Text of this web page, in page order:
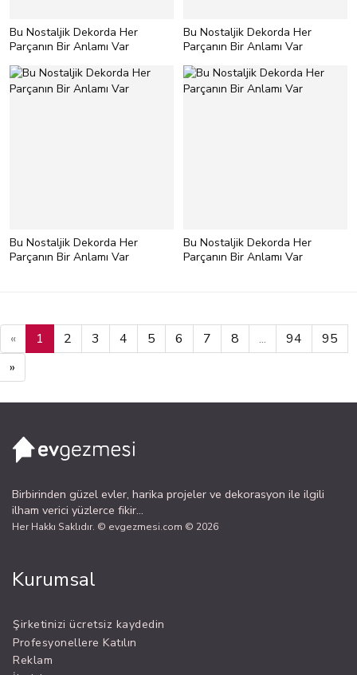
Bu Nostaljik Dekorda Her
Parçanın Bir Anlamı Var
Bu Nostaljik Dekorda Her
Parçanın Bir Anlamı Var
Bu Nostaljik Dekorda Her
Parçanın Bir Anlamı Var
Bu Nostaljik Dekorda Her
Parçanın Bir Anlamı Var
« 1 2 3 4 5 6 7 8 ... 94
95
»
Birbirinden güzel evler, harika projeler ve dekorasyon ile ilgili
ilham verici yüzlerce fikir...
Her Hakkı Saklıdır. © evgezmesi.com © 2026
Kurumsal
Şirketinizi ücretsiz kaydedin
Profesyonellere Katılın
Reklam